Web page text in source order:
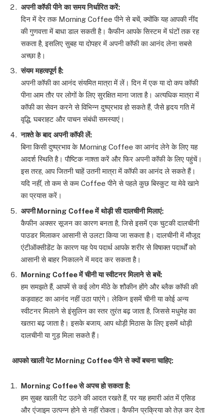
अपनी कॉफी पीने का समय निर्धारित करें:
दिन में देर तक Morning Coffee पीने से बचें, क्योंकि यह आपकी नींद
की गुणवत्ता में बाधा डाल सकती है। कैफीन आपके सिस्टम में घंटों तक रह
सकता है, इसलिए सुबह या दोपहर में अपनी कॉफी का आनंद लेना सबसे
अच्छा है।
संयम महत्वपूर्ण है:
अपनी कॉफी का आनंद संयमित मात्रा में लें। दिन में एक या दो कप कॉफी
पीना आम तौर पर लोगों के लिए सुरक्षित माना जाता है। अत्यधिक मात्रा में
कॉफी का सेवन करने से विभिन्न दुष्प्रभाव हो सकते हैं, जैसे हृदय गति में
वृद्धि, घबराहट और पाचन संबंधी समस्याएं।
नाश्ते के बाद अपनी कॉफी लें:
बिना किसी दुष्प्रभाव के Morning Coffee का आनंद लेने के लिए यह
आदर्श स्थिति है। पौष्टिक नाश्ता करें और फिर अपनी कॉफी के लिए पहुंचें।
इस तरह, आप जितनी चाहें उतनी मात्रा में कॉफी का आनंद ले सकते हैं।
यदि नहीं, तो कम से कम Coffee पीने से पहले कुछ बिस्कुट या मेवे खाने
का प्रयास करें।
अपनीMorning Coffeeमें थोड़ी सी दालचीनी मिलाएं:
कैफीन अक्सर सूजन का कारण बनता है, जिसे इसमें एक चुटकी दालचीनी
पाउडर मिलाकर आसानी से उलटा किया जा सकता है। दालचीनी में मौजूद
एंटीऑक्सीडेंट के कारण यह पेय पदार्थ आपके शरीर से विषाक्त पदार्थों को
आसानी से बाहर निकालने में मदद कर सकता है।
Morning Coffeeमें चीनी या स्वीटनर मिलाने से बचें:
हम समझते हैं, आपमें से कई लोग मीठे के शौकीन होंगे और ब्लैक कॉफी की
कड़वाहट का आनंद नहीं उठा पाएंगे। लेकिन इसमें चीनी या कोई अन्य
स्वीटनर मिलाने से इंसुलिन का स्तर तुरंत बढ़ जाता है, जिससे मधुमेह का
खतरा बढ़ जाता है। इसके बजाय, आप थोड़ी मिठास के लिए इसमें थोड़ी
दालचीनी या गुड़ मिला सकते हैं।
आपको खाली पेटMorning Coffeeपीने से क्यों बचना चाहिए:
Morning Coffeeसे अपच हो सकता है:
हम सुबह खाली पेट उठने की आदत रखते हैं, पर यह हमारी आंत में एसिड
और एंजाइम उत्पन्न होने से नहीं रोकता। कैफीन प्रक्रिया को तेज़ कर देता